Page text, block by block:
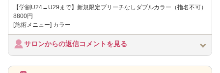
【学割U24→U29まで】新規限定ブリーチなしダブルカラー（指名不可）
8800円
[施術メニュー] カラー
サロンからの返信コメントを見る